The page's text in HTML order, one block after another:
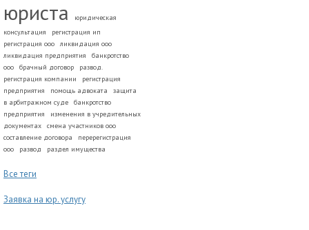
юриста
юридическая
консультация
регистрация ип
регистрация ооо
ликвидация ооо
ликвидация предприятия
банкротство
ооо
брачный договор
развод.
регистрация компании
регистрация
предприятия
помощь адвоката
защита
в арбитражном суде
банкротство
предприятия
изменения в учредительных
документах
смена участников ооо
составление договора
перерегистрация
ооо
развод раздел имущества
Все теги
Заявка на юр. услугу